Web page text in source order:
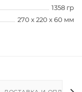
1358 гр
270 х 220 х 60 мм